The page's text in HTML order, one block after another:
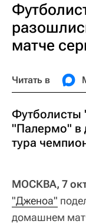
матче
Читать в
Футболисты
"Палермо" в
тура
МОСКВА, 7
"Дженоа"
домашнем